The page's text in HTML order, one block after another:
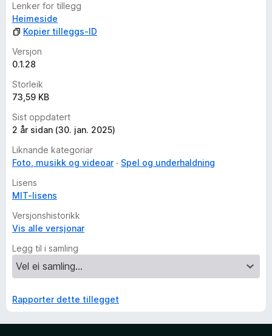
Lenker for tillegg
Heimeside
Kopier tilleggs-ID
Versjon
0.1.28
Storleik
73,59 KB
Sist oppdatert
2 år sidan (30. jan. 2025)
Liknande kategoriar
Foto, musikk og videoar
Spel og underhaldning
Lisens
MIT-lisens
Versjonshistorikk
Vis alle versjonar
Legg til i samling
Rapporter dette tillegget